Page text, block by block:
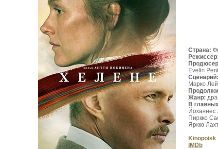
Страна:
Evelin
Марко
Жанр:
В
Йоханнес
Пиркко
Яркко
Kinopoisk
IMDb